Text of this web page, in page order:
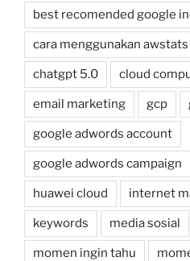
best recomended google
cara menggunakan awstats
chatgpt 5.0 cloud
email marketing gcp
google adwords account
google adwords campaign
huawei cloud internet
keywords media sosial
momen ingin tahu